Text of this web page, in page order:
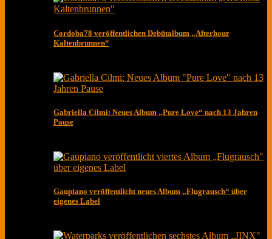
Cordoba78 veröffentlichen Debütalbum „Afterhour
Kaltenbrunnen“
Gabriella Cilmi: Neues Album „Pure Love“ nach 13 Jahren
Pause
Gaupiano veröffentlicht neues Album „Flugrausch“ über
eigenes Label